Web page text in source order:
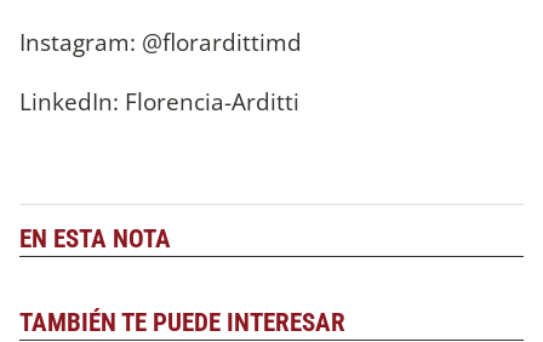
Instagram: @florardittimd
LinkedIn: Florencia-Arditti
EN ESTA NOTA
TAMBIÉN TE PUEDE INTERESAR